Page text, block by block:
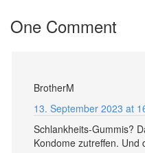
One Comment
BrotherM
13. September 2023 at
Schlankheits-Gummis?
Kondome zutreffen. Und